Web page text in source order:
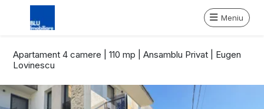
Meniu
Apartament 4 camere | 110 mp | Ansamblu Privat | Eugen
Lovinescu